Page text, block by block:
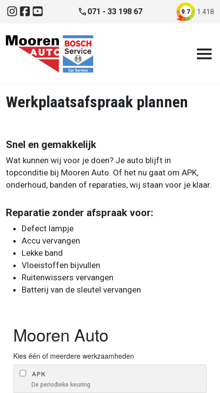
Direct naar inhoud
Instagram
Facebook
YouTube phone 071 - 33 198 67 9.7 1.418
Werkplaatsafspraak plannen
Snel en gemakkelijk
Wat kunnen wij voor je doen? Je auto blijft in
topconditie bij Mooren Auto. Of het nu gaat om APK,
onderhoud, banden of reparaties, wij staan voor je klaar.
Reparatie zonder afspraak voor:
Defect lampje
Accu vervangen
Lekke band
Vloeistoffen bijvullen
Ruitenwissers vervangen
Batterij van de sleutel vervangen